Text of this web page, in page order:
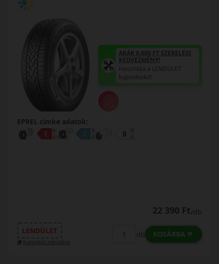
AKÁR 8.000 FT SZERELÉSI
KEDVEZMÉNY!
Használja a LENDÜLET
kuponkódot!
EPREL cimke adatok:
22 390 Ft/db
LENDÜLET
Kuponkód másolása
db KOSÁRBA